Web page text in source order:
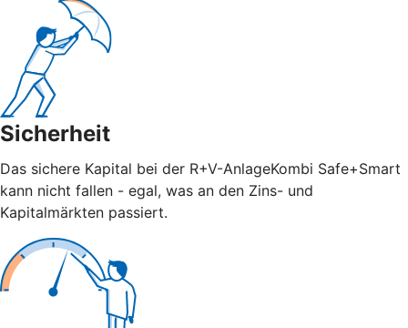
Sicherheit
Das sichere Kapital bei der R+V-AnlageKombi Safe+Smart
kann nicht fallen - egal, was an den Zins- und
Kapitalmärkten passiert.